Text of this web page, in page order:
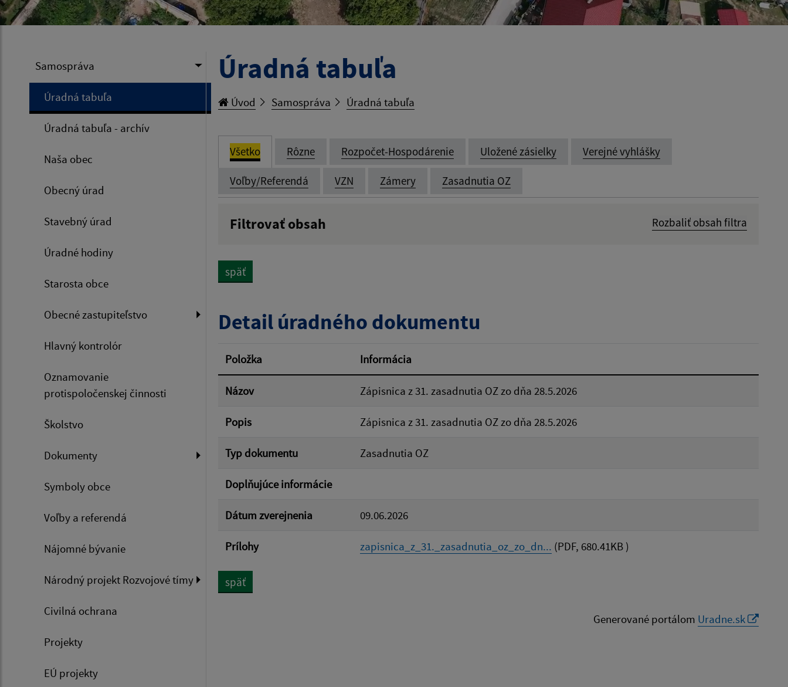
Samospráva
Úradná tabuľa
Úradná tabuľa - archív
Naša obec
Obecný úrad
Stavebný úrad
Úradné hodiny
Starosta obce
Obecné zastupiteľstvo
Hlavný kontrolór
Oznamovanie
protispoločenskej činnosti
Školstvo
Dokumenty
Symboly obce
Voľby a referendá
Nájomné bývanie
Národný projekt Rozvojové tímy
Civilná ochrana
Projekty
EÚ projekty
Úradná tabuľa
Úvod Samospráva Úradná tabuľa
Všetko Rôzne Rozpočet-Hospodárenie Uložené zásielky Verejné vyhlášky
Voľby/Referendá VZN Zámery Zasadnutia OZ
Filtrovať obsah Rozbaliť obsah filtra
Filtrovať
späť
Detail úradného dokumentu
Položka Informácia
Názov Zápisnica z 31. zasadnutia OZ zo dňa 28.5.2026
Popis Zápisnica z 31. zasadnutia OZ zo dňa 28.5.2026
Typ dokumentu Zasadnutia OZ
Doplňujúce informácie
Dátum zverejnenia 09.06.2026
Prílohy zapisnica_z_31._zasadnutia_oz_zo_dn... (PDF, 680.41KB )
späť
Generované portálom Uradne.sk